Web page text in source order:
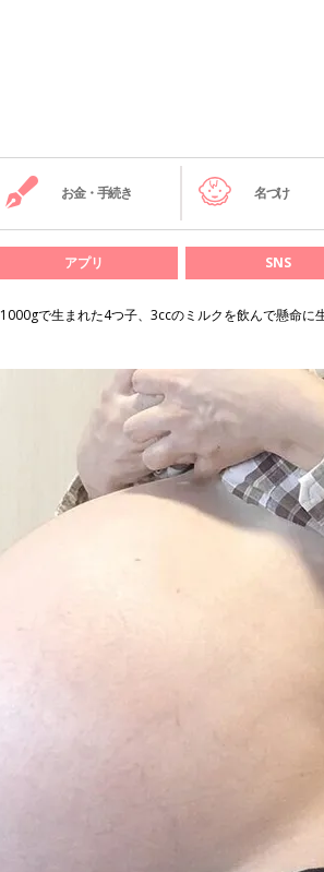
お金・手続き 名づけ
アプリ SNS
1000gで生まれた4つ子、3ccのミルクを飲んで懸命に